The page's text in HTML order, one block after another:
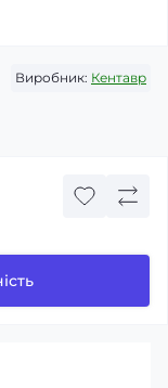
Виробник: Кентавр